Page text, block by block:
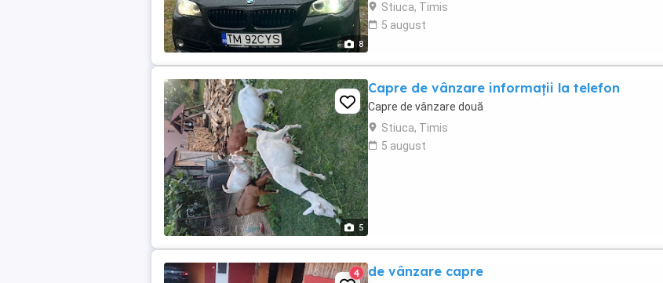
8
Stiuca, Timis
5 august
5
Capre de vânzare informații la telefon
Capre de vânzare două
Stiuca, Timis
5 august
4 de vânzare capre